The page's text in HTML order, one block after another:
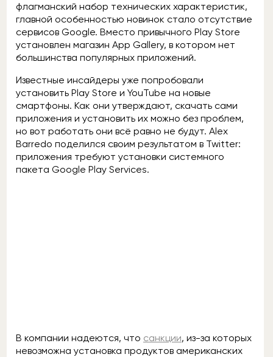
флагманский набор технических характеристик,
главной особенностью новинок стало отсутствие
сервисов Google. Вместо привычного Play Store
установлен магазин App Gallery, в котором нет
большинства популярных приложений.
Известные инсайдеры уже попробовали
установить Play Store и YouTube на новые
смартфоны. Как они утверждают, скачать сами
приложения и установить их можно без проблем,
но вот работать они всё равно не будут. Alex
Barredo поделился своим результатом в Twitter:
приложения требуют установки системного
пакета Google Play Services.
В компании надеются, что санкции, из-за которых
невозможна установка продуктов американских